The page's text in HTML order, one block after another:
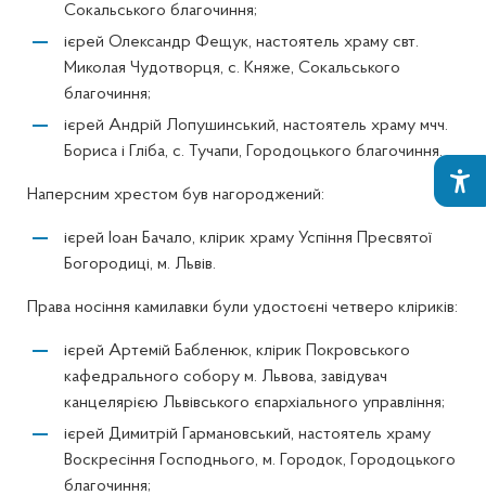
Сокальського благочиння;
ієрей Олександр Фещук, настоятель храму свт.
Миколая Чудотворця, с. Княже, Сокальського
благочиння;
ієрей Андрій Лопушинський, настоятель храму мчч.
Бориса і Гліба, с. Тучапи, Городоцького благочиння.
Наперсним хрестом був нагороджений:
ієрей Іоан Бачало, клірик храму Успіння Пресвятої
Богородиці, м. Львів.
Права носіння камилавки були удостоєні четверо кліриків:
ієрей Артемій Бабленюк, клірик Покровського
кафедрального собору м. Львова, завідувач
канцелярією Львівського єпархіального управління;
ієрей Димитрій Гармановський, настоятель храму
Воскресіння Господнього, м. Городок, Городоцького
благочиння;